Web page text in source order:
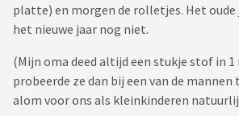
platte) en morgen de rolletjes. Het oude
het nieuwe jaar nog niet.
(Mijn oma deed altijd een stukje stof in
probeerde ze dan bij een van de
alom voor ons als kleinkinderen